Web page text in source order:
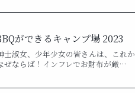
ができるキャンプ場 2023
淑女、少年少女の皆さんは、これか
ぜならば！インフレでお財布が厳…